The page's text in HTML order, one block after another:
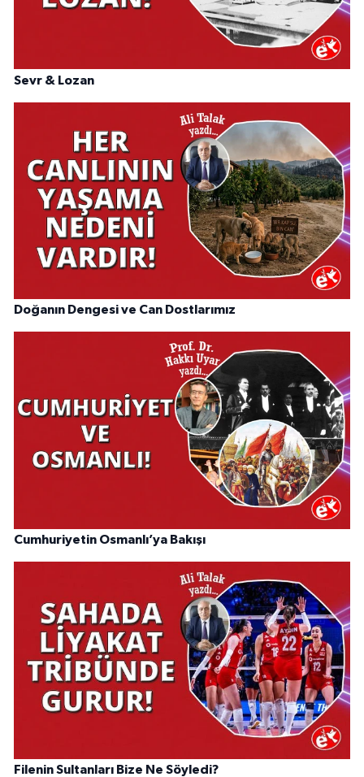
Sevr & Lozan
Doğanın Dengesi ve Can Dostlarımız
Cumhuriyetin Osmanlı’ya Bakışı
Filenin Sultanları Bize Ne Söyledi?